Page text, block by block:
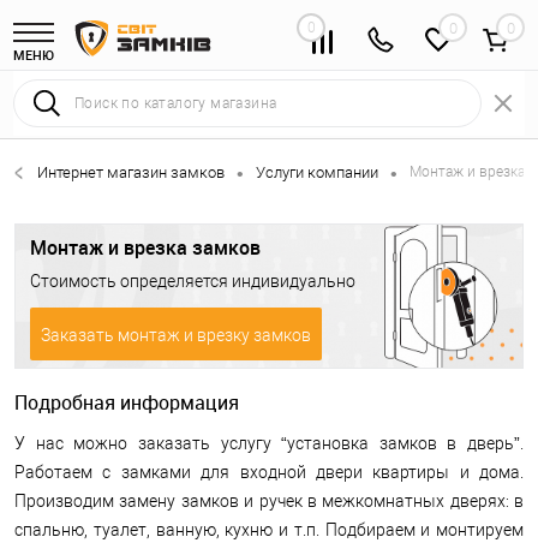
МЕНЮ
0 0
Интернет магазин замков • Услуги компании • Монтаж и врезка
Монтаж и врезка замков
Стоимость определяется индивидуально
Заказать монтаж и врезку замков
Подробная информация
У нас можно заказать услугу “установка замков в дверь”.
Работаем с замками для входной двери квартиры и дома.
Производим замену замков и ручек в межкомнатных дверях: в
спальню, туалет, ванную, кухню и т.п. Подбираем и монтируем